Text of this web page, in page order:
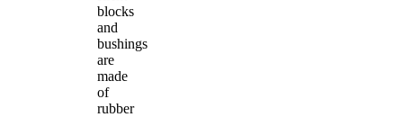
blocks
and
bushings
are
made
of
rubber